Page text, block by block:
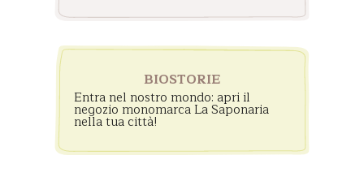
BIOSTORIE
Entra nel nostro mondo: apri il
negozio monomarca La Saponaria
nella tua città!